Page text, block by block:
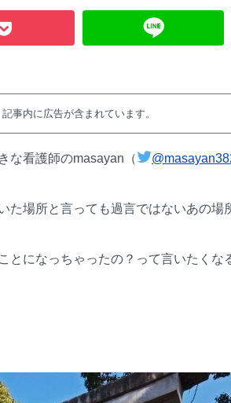
記事内に広告が含まれています。
な看護師のmasayan（
場所と言っても過言ではないあの場
とになっちゃったの？って言いたくな